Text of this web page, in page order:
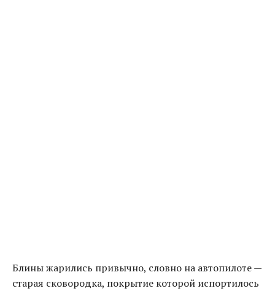
Блины жарились привычно, словно на автопилоте —
старая сковородка, покрытие которой испортилось